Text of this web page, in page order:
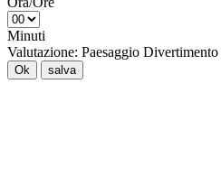
Minuti
Valutazione: Paesaggio Divertimento
Ok salva